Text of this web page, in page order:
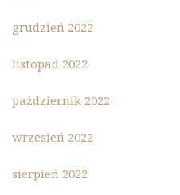
grudzień 2022
listopad 2022
październik 2022
wrzesień 2022
sierpień 2022